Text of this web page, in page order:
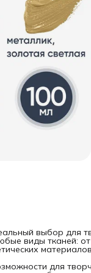
выбор для
виды тканей:
для